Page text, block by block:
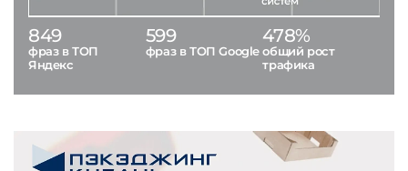
849
фраз в ТОП
Яндекс
599
фраз в ТОП Google
478%
общий рост
трафика